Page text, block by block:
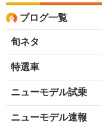
ブログ一覧
旬ネタ
特選車
ニューモデル試乗
ニューモデル速報